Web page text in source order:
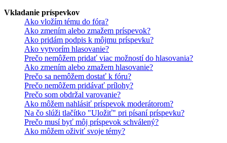
Vkladanie príspevkov
Ako vložím tému do fóra?
Ako zmením alebo zmažem príspevok?
Ako pridám podpis k môjmu príspevku?
Ako vytvorím hlasovanie?
Prečo nemôžem pridať viac možností do hlasovania?
Ako zmením alebo zmažem hlasovanie?
Prečo sa nemôžem dostať k fóru?
Prečo nemôžem pridávať prílohy?
Prečo som obdržal varovanie?
Ako môžem nahlásiť príspevok moderátorom?
Na čo slúži tlačítko "Uložiť" pri písaní príspevku?
Prečo musí byť môj príspevok schválený?
Ako môžem oživiť svoje témy?